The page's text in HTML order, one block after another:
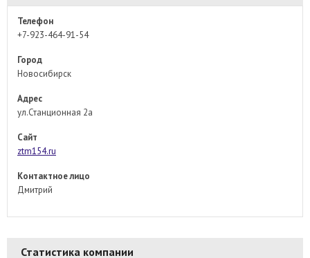
Телефон
+7-923-464-91-54
Город
Новосибирск
Адрес
ул.Станционная 2а
Сайт
ztm154.ru
Контактное лицо
Дмитрий
Статистика компании